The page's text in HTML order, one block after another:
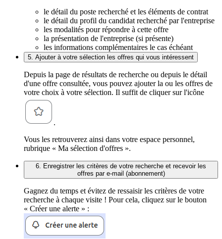
le détail du poste recherché et les éléments de contrat
le détail du profil du candidat recherché par l'entreprise
les modalités pour répondre à cette offre
la présentation de l'entreprise (si présente)
les informations complémentaires le cas échéant
5. Ajouter à votre sélection les offres qui vous intéressent
Depuis la page de résultats de recherche ou depuis le détail
d'une offre consultée, vous pouvez ajouter la ou les offres de
votre choix à votre sélection. Il suffit de cliquer sur l'icône
.
Vous les retrouverez ainsi dans votre espace personnel,
rubrique « Ma sélection d'offres ».
6. Enregistrer les critères de votre recherche et recevoir les
offres par e-mail (abonnement)
Gagnez du temps et évitez de ressaisir les critères de votre
recherche à chaque visite ! Pour cela, cliquez sur le bouton
« Créer une alerte » :